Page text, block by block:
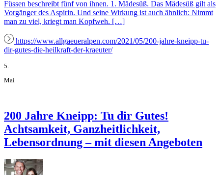
Füssen beschreibt fünf von ihnen. 1. Mädesüß. Das Mädesüß gilt als
Vorgänger des Aspirin. Und seine Wirkung ist auch ähnlich: Nimmt
man zu viel, kriegt man Kopfweh. […]
https://www.allgaeueralpen.com/2021/05/200-jahre-kneipp-tu-
dir-gutes-die-heilkraft-der-kraeuter/
5.
Mai
200 Jahre Kneipp: Tu dir Gutes!
Achtsamkeit, Ganzheitlichkeit,
Lebensordnung – mit diesen Angeboten